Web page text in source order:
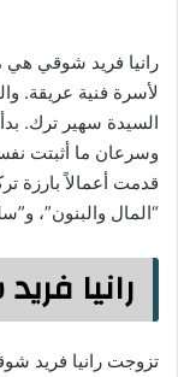
رانيا فريد شوقي هي
لأسرة فنية عريقة.
السيدة سهير ترك.
وسرعان ما أثبتت
قدمت أعمالاً بارزة
“المال والبنون”،
رانيا
تزوجت رانيا فريد